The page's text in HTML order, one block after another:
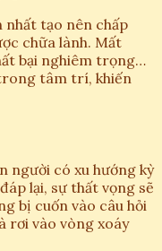
tạo nên chấp
chữa lành. Mất
bại nghiêm trọng…
tâm trí, khiến
người có xu hướng kỳ
lại, sự thất vọng sẽ
bị cuốn vào câu hỏi
rơi vào vòng xoáy